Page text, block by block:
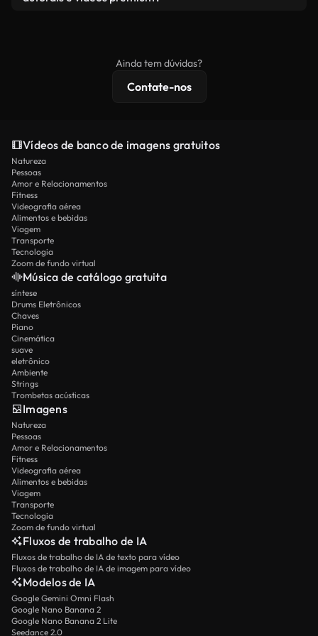
licenciamento estendidas.
Ainda tem dúvidas?
Contate-nos
Vídeos de banco de imagens gratuitos
Natureza
Pessoas
Amor e Relacionamentos
Fitness
Videografia aérea
Alimentos e bebidas
Viagem
Transporte
Tecnologia
Zoom de fundo virtual
Música de catálogo gratuita
síntese
Drums Eletrônicos
Chaves
Piano
Cinemática
suave
eletrônico
Ambiente
Strings
Trombetas acústicas
Imagens
Natureza
Pessoas
Amor e Relacionamentos
Fitness
Videografia aérea
Alimentos e bebidas
Viagem
Transporte
Tecnologia
Zoom de fundo virtual
Fluxos de trabalho de IA
Fluxos de trabalho de IA de texto para vídeo
Fluxos de trabalho de IA de imagem para vídeo
Modelos de IA
Google Gemini Omni Flash
Google Nano Banana 2
Google Nano Banana 2 Lite
Seedance 2.0